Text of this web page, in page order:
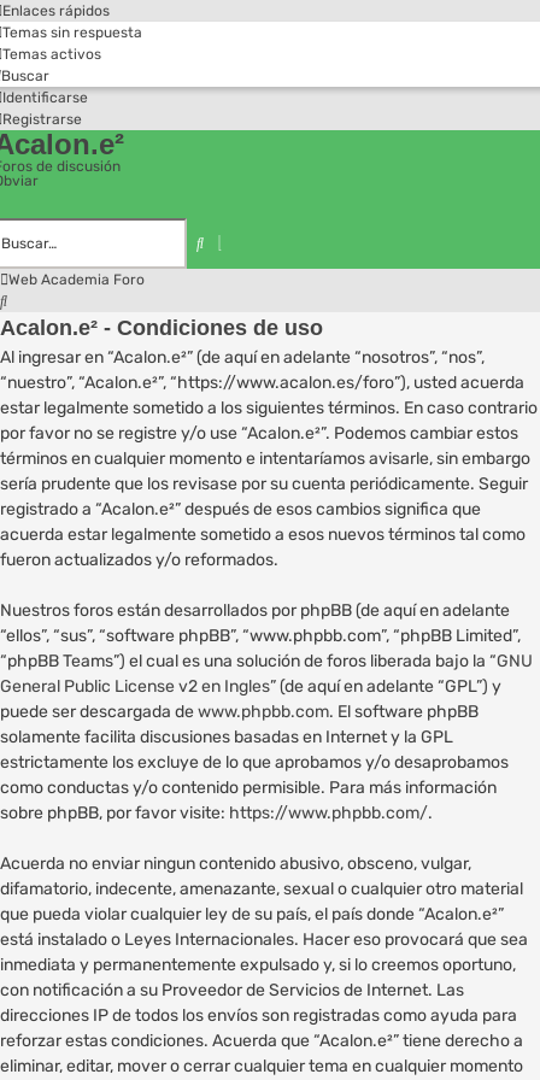
Enlaces rápidos
Temas sin respuesta
Temas activos
Buscar
Identificarse
Registrarse
de discusión
Buscar
avanzada
Web Academia Foro
Buscar
Acalon.e² - Condiciones de uso
Al ingresar en “Acalon.e²” (de aquí en adelante “nosotros”, “nos”,
“nuestro”, “Acalon.e²”, “https://www.acalon.es/foro”), usted acuerda
estar legalmente sometido a los siguientes términos. En caso contrario
por favor no se registre y/o use “Acalon.e²”. Podemos cambiar estos
términos en cualquier momento e intentaríamos avisarle, sin embargo
sería prudente que los revisase por su cuenta periódicamente. Seguir
registrado a “Acalon.e²” después de esos cambios significa que
acuerda estar legalmente sometido a esos nuevos términos tal como
fueron actualizados y/o reformados.
Nuestros foros están desarrollados por phpBB (de aquí en adelante
“ellos”, “sus”, “software phpBB”, “www.phpbb.com”, “phpBB Limited”,
“phpBB Teams”) el cual es una solución de foros liberada bajo la “GNU
General Public License v2 en Ingles” (de aquí en adelante “GPL”) y
puede ser descargada dewww.phpbb.com. El software phpBB
solamente facilita discusiones basadas en Internet y la GPL
estrictamente los excluye de lo que aprobamos y/o desaprobamos
como conductas y/o contenido permisible. Para más información
sobre phpBB, por favor visite: https://www.phpbb.com/.
Acuerda no enviar ningun contenido abusivo, obsceno, vulgar,
difamatorio, indecente, amenazante, sexual o cualquier otro material
que pueda violar cualquier ley de su país, el país donde “Acalon.e²”
está instalado o Leyes Internacionales. Hacer eso provocará que sea
inmediata y permanentemente expulsado y, si lo creemos oportuno,
con notificación a su Proveedor de Servicios de Internet. Las
direcciones IP de todos los envíos son registradas como ayuda para
reforzar estas condiciones. Acuerda que “Acalon.e²” tiene derecho a
eliminar, editar, mover o cerrar cualquier tema en cualquier momento